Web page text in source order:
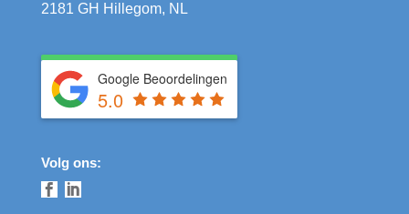
2181 GH Hillegom, NL
Google Beoordelingen
5.0
Volg ons: